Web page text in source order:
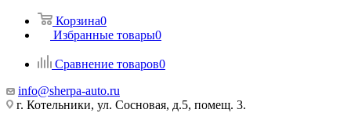
Корзина0
Избранные товары0
Сравнение товаров0
info@sherpa-auto.ru
г. Котельники, ул. Сосновая, д.5, помещ. 3.